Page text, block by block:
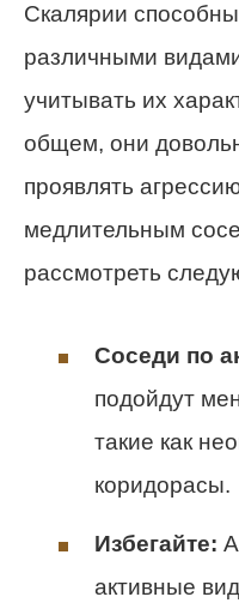
Скалярии
различными
учитывать их
общем, они
проявлять
медлительным
рассмотреть
Соседи по
подойдут
такие как
коридорасы.
Избегайте:
активные